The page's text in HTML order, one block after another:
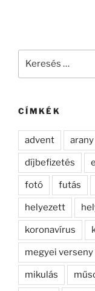
CÍMKÉK
advent arany
díjbefizetés
fotó futás
helyezett
koronavírus
megyei verseny
mikulás